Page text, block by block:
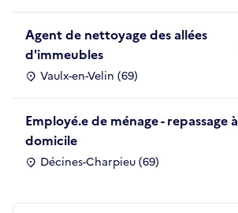
Agent de nettoyage des allées
d'immeubles
Vaulx-en-Velin (69)
Employé.e de ménage - repassage à
domicile
Décines-Charpieu (69)